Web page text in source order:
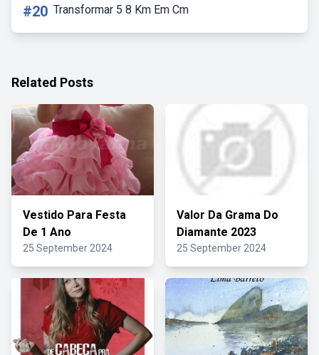
#20 Transformar 5 8 Km Em Cm
Related Posts
Vestido Para Festa
De 1 Ano
25 September 2024
Valor Da Grama Do
Diamante 2023
25 September 2024